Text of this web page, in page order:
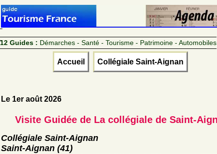
12 Guides : Démarches - Santé - Tourisme - Patrimoine - Automobiles
Accueil Collégiale Saint-Aignan
Le 1er août 2026
Visite Guidée de La collégiale de Saint-
Collégiale Saint-Aignan
Saint-Aignan (41)